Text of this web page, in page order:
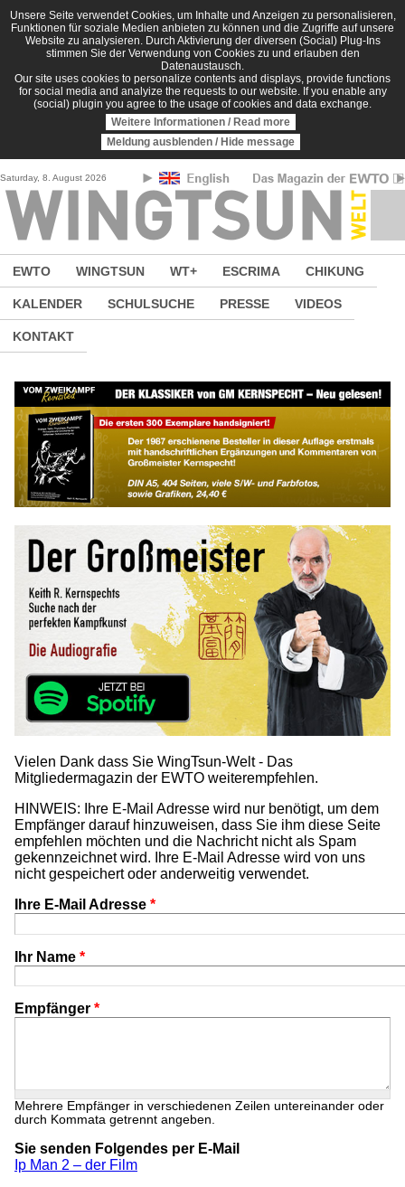
Direkt zum Inhalt
Unsere Seite verwendet Cookies, um Inhalte und Anzeigen zu personalisieren,
Funktionen für soziale Medien anbieten zu können und die Zugriffe auf unsere
Website zu analysieren. Durch Aktivierung der diversen (Social) Plug-Ins
stimmen Sie der Verwendung von Cookies zu und erlauben den
Datenaustausch.
Our site uses cookies to personalize contents and displays, provide functions
for social media and analyize the requests to our website. If you enable any
(social) plugin you agree to the usage of cookies and data exchange.
Weitere Informationen / Read more
Meldung ausblenden / Hide message
Saturday, 8. August 2026
EWTO WINGTSUN WT+ ESCRIMA CHIKUNG
KALENDER SCHULSUCHE PRESSE VIDEOS
KONTAKT
Vielen Dank dass Sie WingTsun-Welt - Das
Mitgliedermagazin der EWTO weiterempfehlen.
HINWEIS: Ihre E-Mail Adresse wird nur benötigt, um dem
Empfänger darauf hinzuweisen, dass Sie ihm diese Seite
empfehlen möchten und die Nachricht nicht als Spam
gekennzeichnet wird. Ihre E-Mail Adresse wird von uns
nicht gespeichert oder anderweitig verwendet.
Ihre E-Mail Adresse *
Ihr Name *
Empfänger *
Mehrere Empfänger in verschiedenen Zeilen untereinander oder
durch Kommata getrennt angeben.
Sie senden Folgendes per E-Mail
Ip Man 2 – der Film